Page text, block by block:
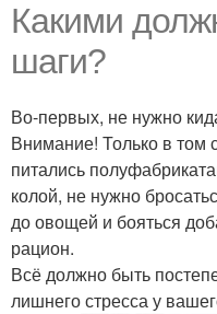
Какими
шаги?
Во-первых, не нужно
Внимание! Только в том
питались
колой, не нужно
до овощей и бояться
рацион.
Всё должно быть
лишнего стресса у